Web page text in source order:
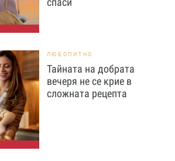
ЛЮБОПИТНО
Тайната на добрата
вечеря не се крие в
сложната рецепта